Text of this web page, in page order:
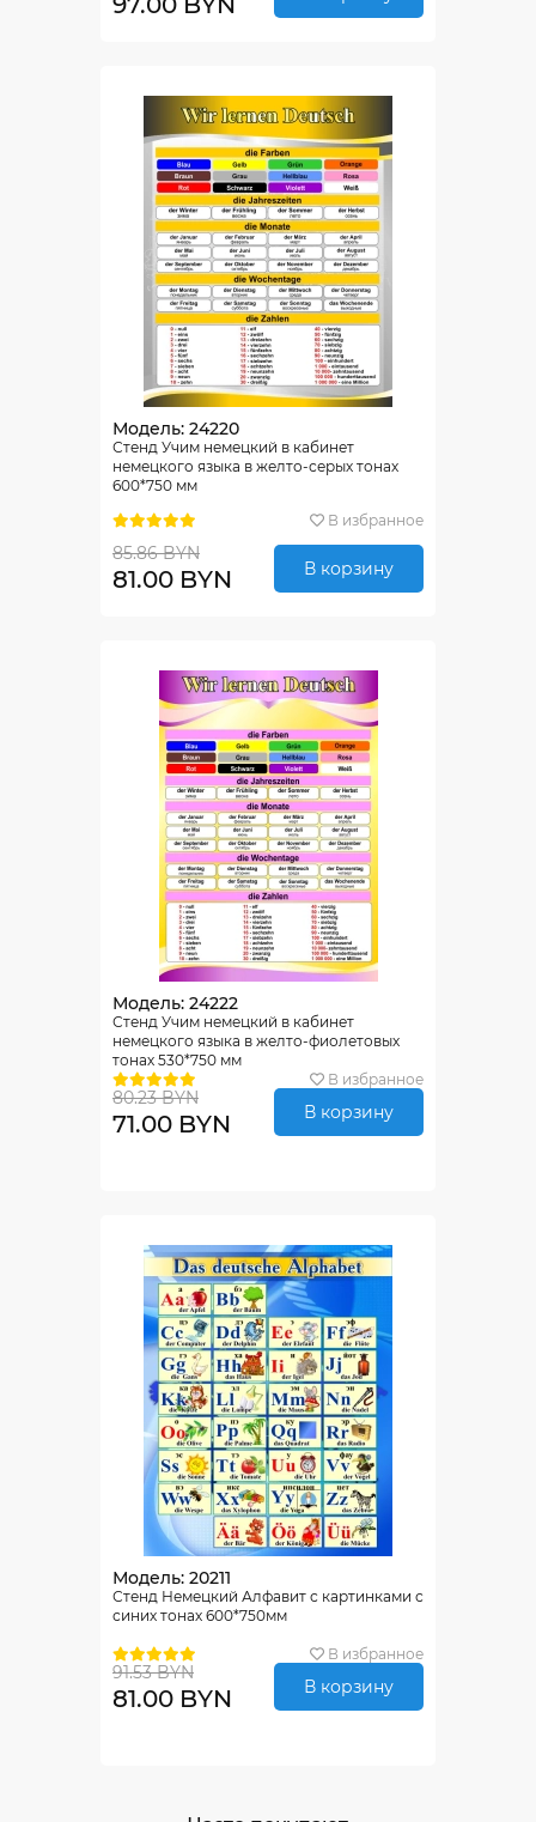
Модель: 24220
Стенд Учим немецкий в кабинет
немецкого языка в желто-серых тонах
600*750 мм
В избранное
85.86 BYN
81.00 BYN В корзину
Модель: 24222
Стенд Учим немецкий в кабинет
немецкого языка в желто-фиолетовых
тонах 530*750 мм
В избранное
80.23 BYN
71.00 BYN В корзину
Модель: 20211
Стенд Немецкий Алфавит с картинками с
синих тонах 600*750мм
В избранное
91.53 BYN
81.00 BYN В корзину